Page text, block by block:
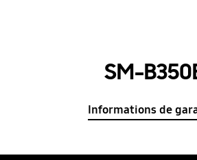
SM-
Informations de